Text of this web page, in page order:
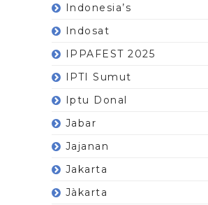
Indonesia’s
Indosat
IPPAFEST 2025
IPTI Sumut
Iptu Donal
Jabar
Jajanan
Jakarta
Jàkarta